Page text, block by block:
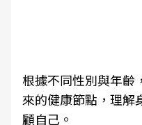
根據不同性別與年齡
來的健康節點，理解
顧自己。